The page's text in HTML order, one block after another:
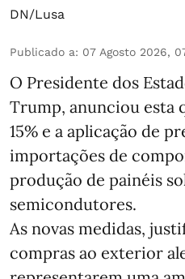
DN/Lusa
Publicado a: 07 Agosto 2026,
O Presidente dos
Trump, anunciou esta
15% e a aplicação de
importações de
produção de painéis
semicondutores.
As novas medidas,
compras ao exterior